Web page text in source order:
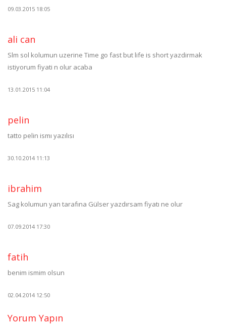
09.03.2015 18:05
ali can
Slm sol kolumun uzerine Time go fast but life is short yazdirmak
istiyorum fiyati n olur acaba
13.01.2015 11:04
pelin
tatto pelin ismı yazılısı
30.10.2014 11:13
ibrahim
Sag kolumun yan tarafına Gülser yazdırsam fiyatı ne olur
07.09.2014 17:30
fatih
benim ismim olsun
02.04.2014 12:50
Yorum Yapın